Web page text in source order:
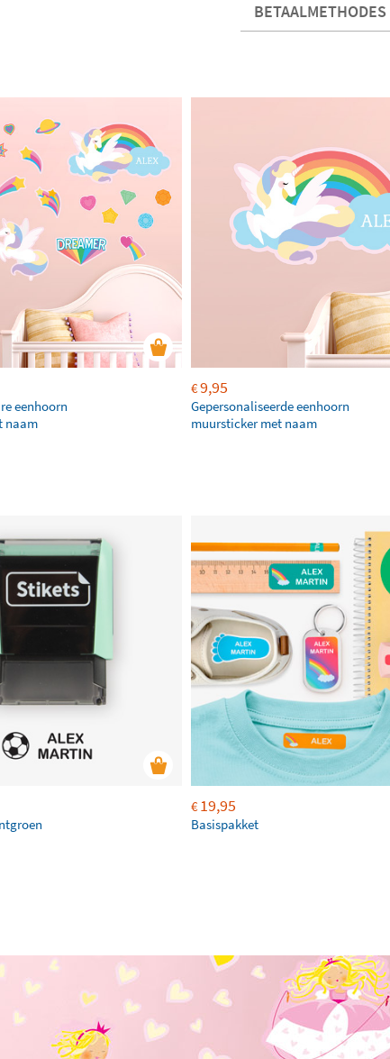
BETAALMETHODES
eenhoorn
naam
€9,95
Gepersonaliseerde eenhoorn
muursticker met naam
€19,95
Basispakket